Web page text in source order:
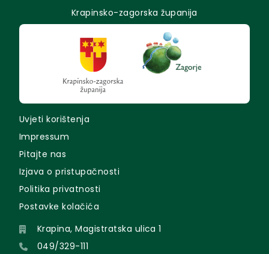
Krapinsko-zagorska županija
Uvjeti korištenja
Impressum
Pitajte nas
Izjava o pristupačnosti
Politika privatnosti
Postavke kolačića
Krapina, Magistratska ulica 1
049/329-111